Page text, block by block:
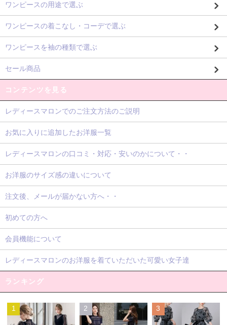
ワンピースの用途で選ぶ
ワンピースの着こなし・コーデで選ぶ
ワンピースを袖の種類で選ぶ
セール商品
コンテンツを見る
レディースマロンでのご注文方法のご説明
お気に入りに追加したお洋服一覧
レディースマロンの口コミ・対応・安いのかについて・・
お洋服のサイズ感の違いについて
注文後、メールが届かない方へ・・
初めての方へ
会員機能について
レディースマロンのお洋服を着ていただいた可愛い女子達
ランキング
1 2 3